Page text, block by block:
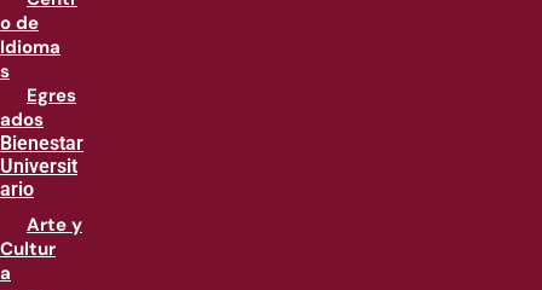
o de
Idioma
s
Egres
ados
Bienestar
Universit
ario
Arte y
Cultur
a